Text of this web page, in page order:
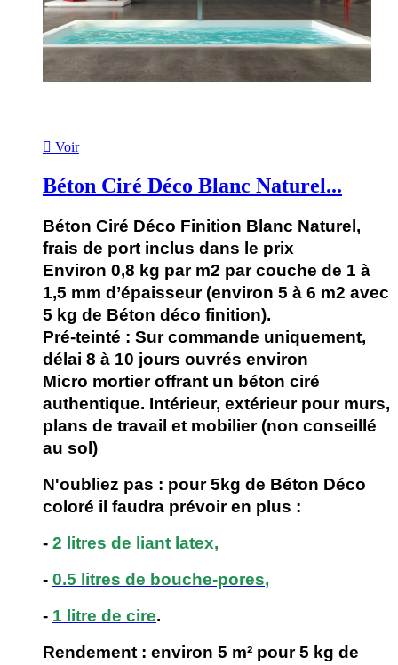
 Voir
Béton Ciré Déco Blanc Naturel...
Béton Ciré Déco Finition Blanc Naturel,
frais de port inclus dans le prix
Environ 0,8 kg par m2 par couche de 1 à
1,5 mm d’épaisseur (environ 5 à 6 m2 avec
5 kg de Béton déco finition).
Pré-teinté : Sur commande uniquement,
délai 8 à 10 jours ouvrés environ
Micro mortier offrant un béton ciré
authentique. Intérieur, extérieur pour murs,
plans de travail et mobilier (non conseillé
au sol)
N'oubliez pas : pour 5kg de Béton Déco
coloré il faudra prévoir en plus :
- 2 litres de liant latex,
- 0.5 litres de bouche-pores,
- 1 litre de cire.
Rendement : environ 5 m² pour 5 kg de